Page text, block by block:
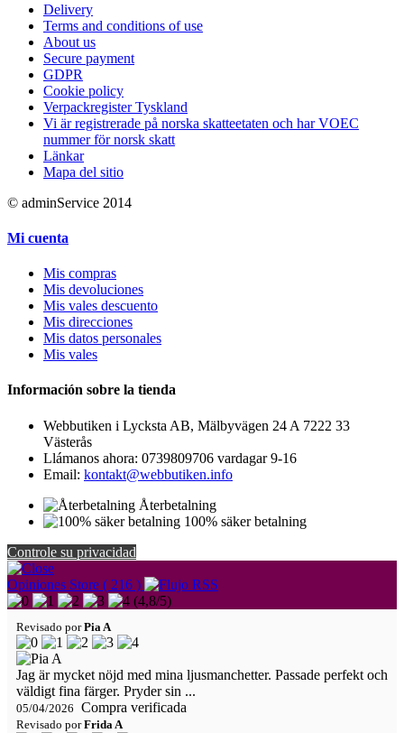
Delivery
Terms and conditions of use
About us
Secure payment
GDPR
Cookie policy
Verpackregister Tyskland
Vi är registrerade på norska skatteetaten och har VOEC
nummer för norsk skatt
Länkar
Mapa del sitio
© adminService 2014
Mi cuenta
Mis compras
Mis devoluciones
Mis vales descuento
Mis direcciones
Mis datos personales
Mis vales
Información sobre la tienda
Webbutiken i Lycksta AB, Mälbyvägen 24 A 7222 33
Västerås
Llámanos ahora: 0739809706 vardagar 9-16
Email: kontakt@webbutiken.info
Återbetalning
100% säker betalning
Controle su privacidad
Opiniones Store ( 216 )
(4,8/5)
Revisado porPia A
Jag är mycket nöjd med mina ljusmanchetter. Passade perfekt och
väldigt fina färger. Pryder sin ...
05/04/2026 Compra verificada
Revisado porFrida A